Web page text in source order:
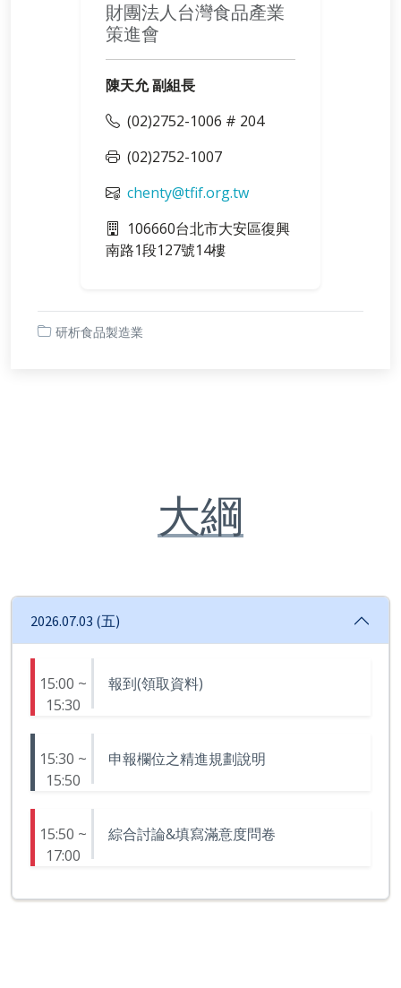
財團法人台灣食品產業
策進會
陳天允 副組長
(02)2752-1006 # 204
(02)2752-1007
chenty@tfif.org.tw
106660台北市大安區復興
南路1段127號14樓
研析食品製造業
大綱
2026.07.03 (五)
15:00 ~
15:30
報到(領取資料)
15:30 ~
15:50
申報欄位之精進規劃說明
15:50 ~
17:00
綜合討論&填寫滿意度問卷